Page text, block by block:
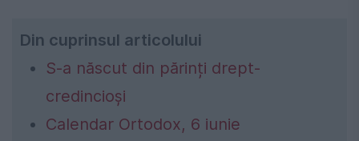
Din cuprinsul articolului
S-a născut din părinți drept-
credincioși
Calendar Ortodox, 6 iunie